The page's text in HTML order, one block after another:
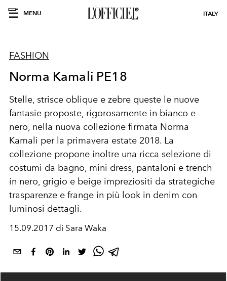
MENU ITALY
FASHION
Norma Kamali PE18
Stelle, strisce oblique e zebre queste le nuove
fantasie proposte, rigorosamente in bianco e
nero, nella nuova collezione firmata Norma
Kamali per la primavera estate 2018. La
collezione propone inoltre una ricca selezione di
costumi da bagno, mini dress, pantaloni e trench
in nero, grigio e beige impreziositi da strategiche
trasparenze e frange in più look in denim con
luminosi dettagli.
15.09.2017 di Sara Waka